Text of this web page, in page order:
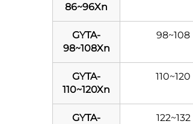
86~96Xn
GYTA-
98~108Xn
98~108
GYTA-
110~120Xn
110~120
GYTA-
122~132